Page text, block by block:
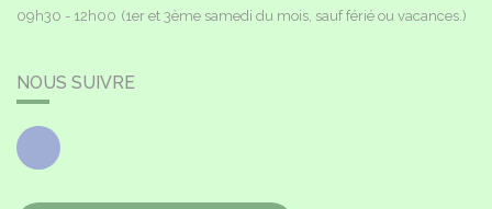
09h30 - 12h00 (1er et 3ème samedi du mois, sauf férié ou vacances.)
NOUS SUIVRE
Facebook